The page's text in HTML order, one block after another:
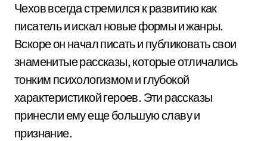
Чехов всегда стремился к развитию как
писатель и искал новые формы и жанры.
Вскоре он начал писать и публиковать свои
знаменитые рассказы, которые отличались
тонким психологизмом и глубокой
характеристикой героев. Эти рассказы
принесли ему еще большую славу и
признание.